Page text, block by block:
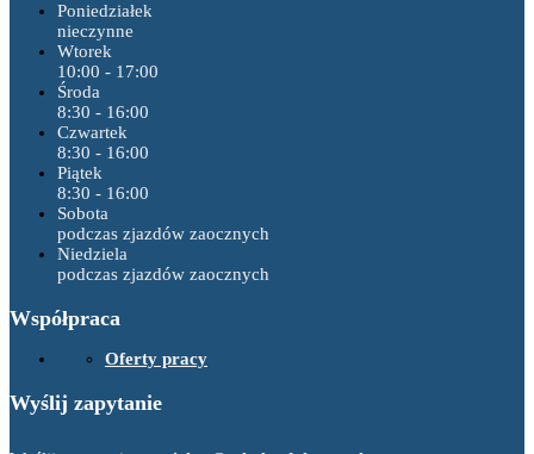
Poniedziałek
nieczynne
Wtorek
10:00 - 17:00
Środa
8:30 - 16:00
Czwartek
8:30 - 16:00
Piątek
8:30 - 16:00
Sobota
podczas zjazdów zaocznych
Niedziela
podczas zjazdów zaocznych
Współpraca
Oferty pracy
Wyślij zapytanie